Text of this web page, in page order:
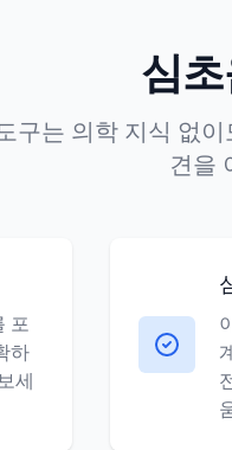
심
구는 의학 지식 없
견을
포
하
세